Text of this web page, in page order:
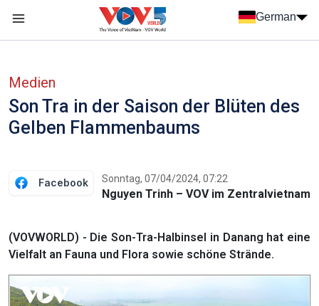
German
Medien
Son Tra in der Saison der Blüten des
Gelben Flammenbaums
Facebook Sonntag, 07/04/2024, 07:22
Nguyen Trinh – VOV im Zentralvietnam
(VOVWORLD) - Die Son-Tra-Halbinsel in Danang hat eine
Vielfalt an Fauna und Flora sowie schöne Strände.